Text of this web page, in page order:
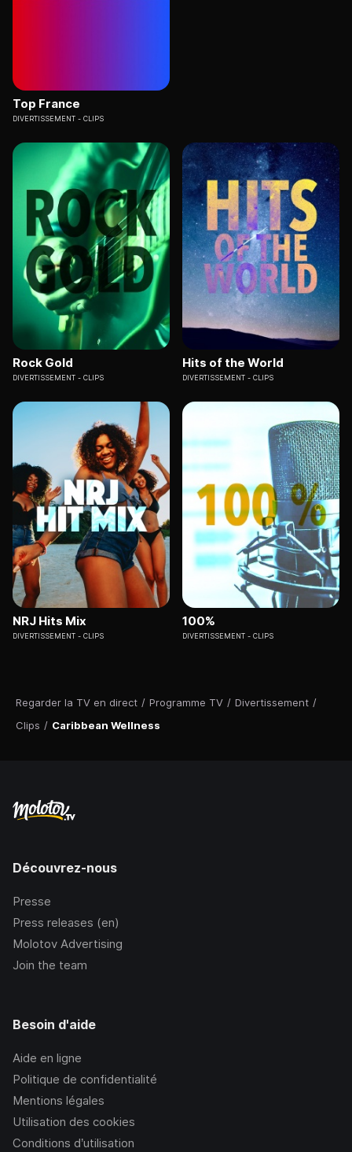
Regarder la TV en direct / Programme TV / Divertissement /
Clips / Caribbean Wellness
Top France
DIVERTISSEMENT CLIPS
Rock Gold
DIVERTISSEMENT CLIPS
Hits of the World
DIVERTISSEMENT CLIPS
NRJ Hits Mix
DIVERTISSEMENT CLIPS
100%
DIVERTISSEMENT CLIPS
Découvrez-nous
Presse
Press releases (en)
Molotov Advertising
Join the team
Besoin d'aide
Aide en ligne
Politique de confidentialité
Mentions légales
Utilisation des cookies
Conditions d’utilisation